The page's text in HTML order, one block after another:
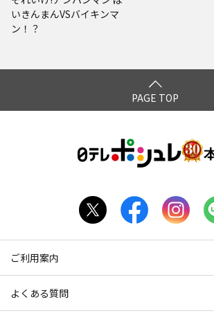
いきんまんVSバイキンマ
ン！？
PAGE TOP
ご利用案内
よくある質問